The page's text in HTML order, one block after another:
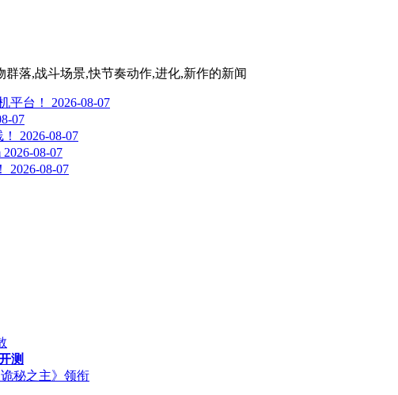
群落,战斗场景,快节奏动作,进化,新作的新闻
平台！
2026-08-07
07
2026-08-07
2026-08-07
2026-08-07
测
秘之主》领衔